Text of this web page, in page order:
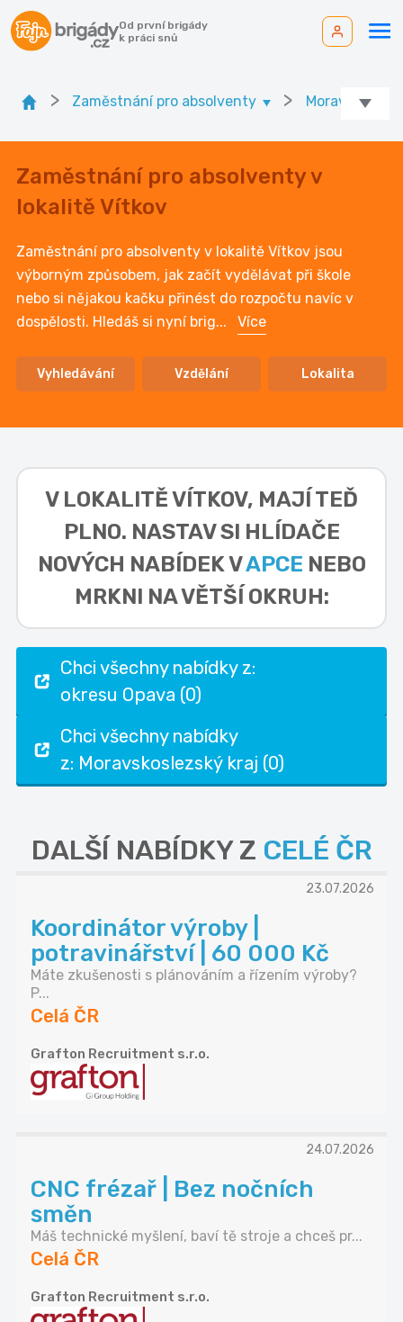
Od první brigády
k práci snů
> Zaměstnání pro absolventy >
Zaměstnání pro absolventy v
lokalitě Vítkov
Zaměstnání pro absolventy v lokalitě Vítkov jsou
výborným způsobem, jak začít vydělávat při škole
nebo si nějakou kačku přinést do rozpočtu navíc v
dospělosti. Hledáš si nyní brig... Více
Vyhledávání Vzdělání Lokalita
V LOKALITĚVÍTKOV, MAJÍ TEĎ
PLNO. NASTAV SI HLÍDAČE
NOVÝCH NABÍDEK VAPCE NEBO
MRKNI NA VĚTŠÍ OKRUH:
Chci všechny nabídky z:
okresu Opava (0)
Chci všechny nabídky
z: Moravskoslezský kraj (0)
DALŠÍ NABÍDKY Z CELÉ ČR
23.07.2026
Koordinátor výroby |
potravinářství | 60 000 Kč
Máte zkušenosti s plánováním a řízením výroby?
P...
Celá ČR
Grafton Recruitment s.r.o.
24.07.2026
CNC frézař | Bez nočních
směn
Máš technické myšlení, baví tě stroje a chceš pr...
Celá ČR
Grafton Recruitment s.r.o.